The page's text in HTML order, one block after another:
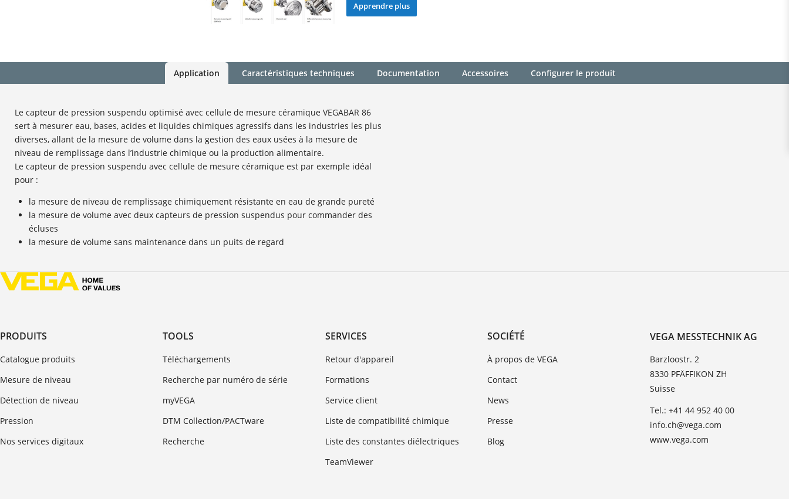
Apprendre plus
Application Caractéristiques techniques Documentation Accessoires Configurer le produit
Le capteur de pression suspendu optimisé avec cellule de mesure céramique VEGABAR 86
sert à mesurer eau, bases, acides et liquides chimiques agressifs dans les industries les plus
diverses, allant de la mesure de volume dans la gestion des eaux usées à la mesure de
niveau de remplissage dans l’industrie chimique ou la production alimentaire.
Le capteur de pression suspendu avec cellule de mesure céramique est par exemple idéal
pour :
la mesure de niveau de remplissage chimiquement résistante en eau de grande pureté
la mesure de volume avec deux capteurs de pression suspendus pour commander des
écluses
la mesure de volume sans maintenance dans un puits de regard
PRODUITS
Catalogue produits
Mesure de niveau
Détection de niveau
Pression
Nos services digitaux
TOOLS
Téléchargements
Recherche par numéro de série
myVEGA
DTM Collection/PACTware
Recherche
SERVICES
Retour d'appareil
Formations
Service client
Liste de compatibilité chimique
Liste des constantes diélectriques
TeamViewer
SOCIÉTÉ
À propos de VEGA
Contact
News
Presse
Blog
VEGA MESSTECHNIK AG
Barzloostr. 2
8330 PFÄFFIKON ZH
Suisse
Tel.: +41 44 952 40 00
info.ch@vega.com
www.vega.com